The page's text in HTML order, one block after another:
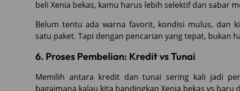
beli Xenia bekas, kamu harus lebih selektif dan sabar
Belum tentu ada warna favorit, kondisi mulus, dan
satu paket. Tapi dengan pencarian yang tepat, bukan
6. Proses Pembelian: Kredit vs Tunai
Memilih antara kredit dan tunai sering kali jadi
bagaimana kalau kita bandingkan Xenia bekas vs baru